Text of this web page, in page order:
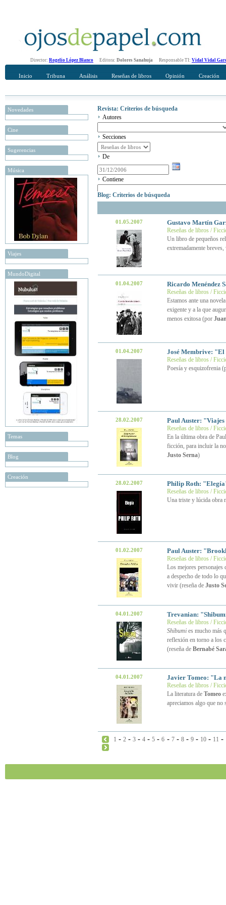
Director: Rogelio López Blanco Editora: Dolores Sanahuja Responsable TI: Vidal Vidal
Inicio Tribuna Análisis Reseñas de libros Opinión Creación
Novedades
Cine
Sugerencias
Música
Viajes
MundoDigital
Temas
Blog
Creación
Revista: Criterios de búsqueda
Autores
Secciones
De
Contiene
Blog: Criterios de búsqueda
01.05.2007 Gustavo Martín
Reseñas de libros /
Un libro de pequeños
extremadamente
01.04.2007 Ricardo Menéndez
Reseñas de libros /
Estamos ante una
exigente y a la que
menos exitosa (por
01.04.2007 José Membrive: "El
Reseñas de libros /
Poesía y esquizofrenia
28.02.2007 Paul Auster:
Reseñas de libros /
En la última obra de
ficción, para incluir la
Justo Serna)
28.02.2007 Philip Roth:
Reseñas de libros /
Una triste y lúcida obra
01.02.2007 Paul Auster:
Reseñas de libros /
Los mejores personajes
a despecho de todo lo
vivir (reseña de Justo
04.01.2007 Trevanian:
Reseñas de libros /
Shibumi es mucho más
reflexión en torno a los
(reseña de Bernabé
04.01.2007 Javier Tomeo: "La
Reseñas de libros /
La literatura de Tomeo
apreciamos algo que no
1 -2 -3 -4 -5 -6 - 7- 8- 9- 10- 11 -